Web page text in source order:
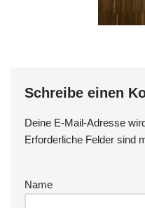
Schreibe einen
Deine E-Mail-Adresse
Erforderliche Felder sind
Name